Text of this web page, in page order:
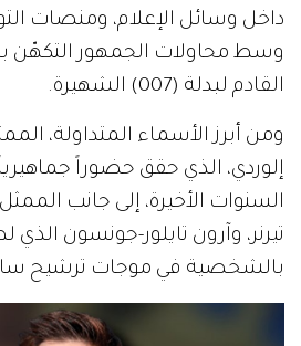
داخل وسائل الإعلام، ومنصات
وسط محاولات الجمهور التكهّن
القادم لبدلة (007) الشهيرة.
ومن أبرز الأسماء المتداولة،
إلوردي، الذي حقق حضوراً
السنوات الأخيرة، إلى جانب
تيرنر، وآرون تايلور-جونسون
بالشخصية في موجات ترشيح